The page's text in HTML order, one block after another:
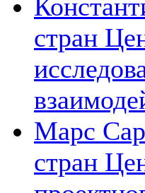
стран
Марс
стран